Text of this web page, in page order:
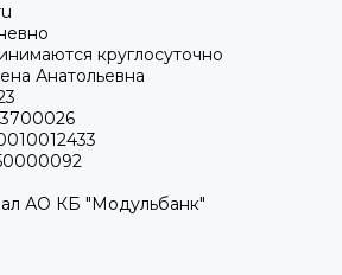
круглосуточно
Анатольевна
АО КБ "Модульбанк"